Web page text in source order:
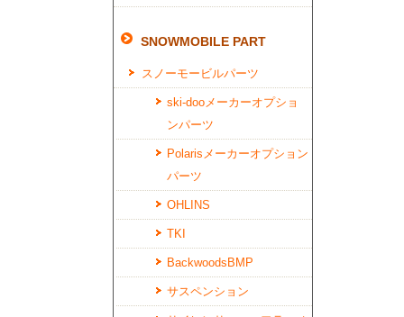
SNOWMOBILE PART
スノーモービルパーツ
ski-dooメーカーオプショ
ンパーツ
Polarisメーカーオプション
パーツ
OHLINS
TKI
BackwoodsBMP
サスペンション